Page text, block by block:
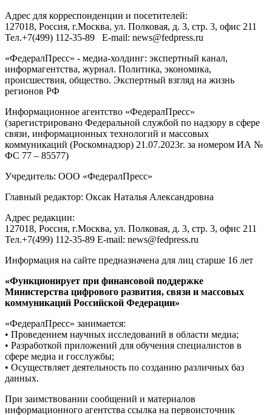
Адрес для корреспонденции и посетителей:
127018, Россия, г.Москва, ул. Полковая, д. 3, стр. 3, офис 211
Тел.+7(499) 112-35-89 E-mail: news@fedpress.ru
«ФедералПресс» - медиа-холдинг: экспертный канал,
информагентства, журнал. Политика, экономика,
происшествия, общество. Экспертный взгляд на жизнь
регионов РФ
Информационное агентство «ФедералПресс»
(зарегистрировано Федеральной службой по надзору в сфере
связи, информационных технологий и массовых
коммуникаций (Роскомнадзор) 21.07.2023г. за номером ИА №
ФС 77 – 85577)
Учредитель: ООО «ФедералПресс»
Главный редактор: Оксак Наталья Александровна
Адрес редакции:
127018, Россия, г.Москва, ул. Полковая, д. 3, стр. 3, офис 211
Тел.+7(499) 112-35-89 E-mail: news@fedpress.ru
Информация на сайте предназначена для лиц старше 16 лет
«Функционирует при финансовой поддержке
Министерства цифрового развития, связи и массовых
коммуникаций Российской Федерации»
«ФедералПресс» занимается:
• Проведением научных исследований в области медиа;
• Разработкой приложений для обучения специалистов в
сфере медиа и госслужбы;
• Осуществляет деятельность по созданию различных баз
данных.
При заимствовании сообщений и материалов
информационного агентства ссылка на первоисточник